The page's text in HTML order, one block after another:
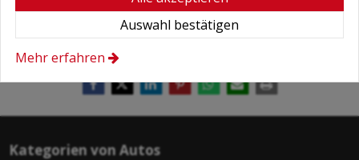
Absenden
Kategorien von Autos
Auswahl bestätigen
Mehr erfahren